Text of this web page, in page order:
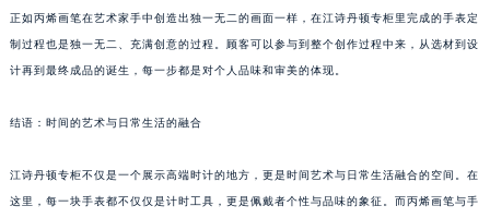
正如丙烯画笔在艺术家手中创造出独一无二的画面一样，在江诗丹顿专柜里完成的手表定
制过程也是独一无二、充满创意的过程。顾客可以参与到整个创作过程中来，从选材到设
计再到最终成品的诞生，每一步都是对个人品味和审美的体现。
结语：时间的艺术与日常生活的融合
江诗丹顿专柜不仅是一个展示高端时计的地方，更是时间艺术与日常生活融合的空间。在
这里，每一块手表都不仅仅是计时工具，更是佩戴者个性与品味的象征。而丙烯画笔与手